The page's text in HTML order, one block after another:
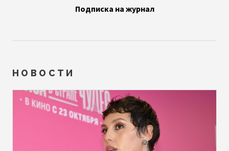
Подписка на журнал
НОВОСТИ